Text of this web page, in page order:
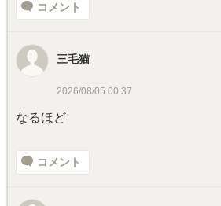
コメント
三毛猫
2026/08/05 00:37
なるほど
コメント